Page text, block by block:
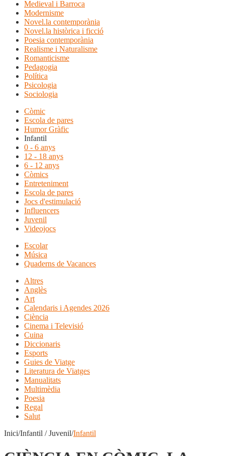
Medieval i Barroca
Modernisme
Novel.la contemporània
Novel.la històrica i ficció
Poesia contemporània
Realisme i Naturalisme
Romanticisme
Pedagogia
Política
Psicologia
Sociologia
Còmic
Escola de pares
Humor Gràfic
Infantil
0 - 6 anys
12 - 18 anys
6 - 12 anys
Còmics
Entreteniment
Escola de pares
Jocs d'estimulació
Influencers
Juvenil
Videojocs
Escolar
Música
Quaderns de Vacances
Altres
Anglès
Art
Calendaris i Agendes 2026
Ciència
Cinema i Televisió
Cuina
Diccionaris
Esports
Guies de Viatge
Literatura de Viatges
Manualitats
Multimèdia
Poesia
Regal
Salut
Inici/Infantil / Juvenil/Infantil